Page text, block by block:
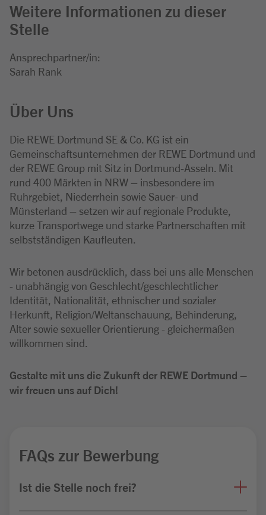
Weitere Informationen zu dieser
Stelle
Ansprechpartner/in:
Sarah Rank
Über Uns
Die REWE Dortmund SE & Co. KG ist ein
Gemeinschaftsunternehmen der REWE Dortmund und
der REWE Group mit Sitz in Dortmund-Asseln. Mit
rund 400 Märkten in NRW – insbesondere im
Ruhrgebiet, Niederrhein sowie Sauer- und
Münsterland – setzen wir auf regionale Produkte,
kurze Transportwege und starke Partnerschaften mit
selbstständigen Kaufleuten.
Wir betonen ausdrücklich, dass bei uns alle Menschen
- unabhängig von Geschlecht/geschlechtlicher
Identität, Nationalität, ethnischer und sozialer
Herkunft, Religion/Weltanschauung, Behinderung,
Alter sowie sexueller Orientierung - gleichermaßen
willkommen sind.
Gestalte mit uns die Zukunft der REWE Dortmund –
wir freuen uns auf Dich!
FAQs zur Bewerbung
Ist die Stelle noch frei?